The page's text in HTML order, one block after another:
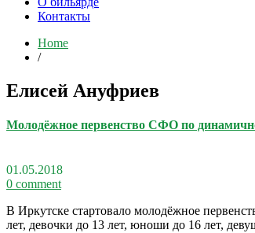
Контакты
Home
/
Елисей Ануфриев
Молодёжное первенство СФО по
01.05.2018
0 comment
В Иркутске стартовало молодёжное
лет, девочки до 13 лет, юноши до 16 лет,